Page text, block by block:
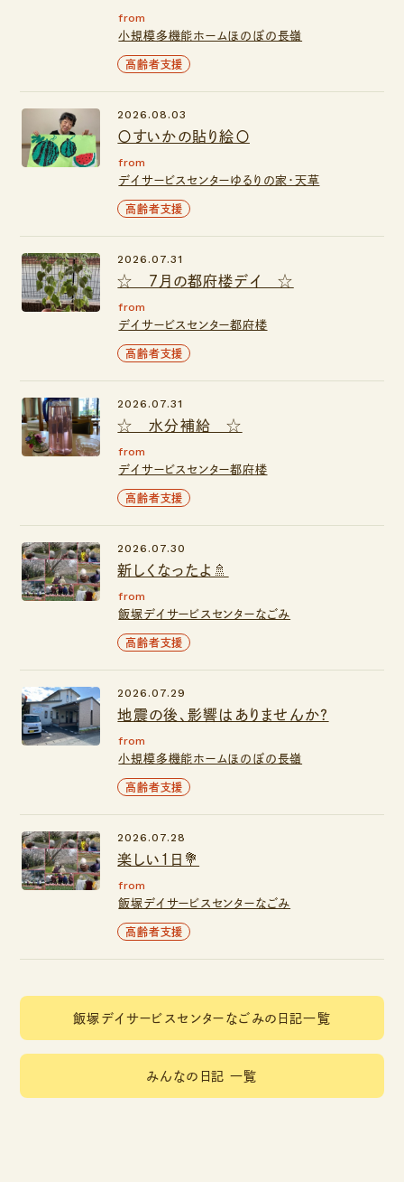
from
小規模多機能ホームほのぼの長嶺
高齢者支援
〇すいかの貼り絵〇
2026.08.03
from
デイサービスセンターゆるりの家・天草
高齢者支援
☆ ７月の都府楼デイ ☆
2026.07.31
from
デイサービスセンター都府楼
高齢者支援
☆ 水分補給 ☆
2026.07.31
from
デイサービスセンター都府楼
高齢者支援
新しくなったよ🚿
2026.07.30
from
飯塚デイサービスセンターなごみ
高齢者支援
地震の後、影響はありませんか？
2026.07.29
from
小規模多機能ホームほのぼの長嶺
高齢者支援
楽しい１日💐
2026.07.28
from
飯塚デイサービスセンターなごみ
高齢者支援
飯塚デイサービスセンターなごみの日記一覧
みんなの日記 一覧